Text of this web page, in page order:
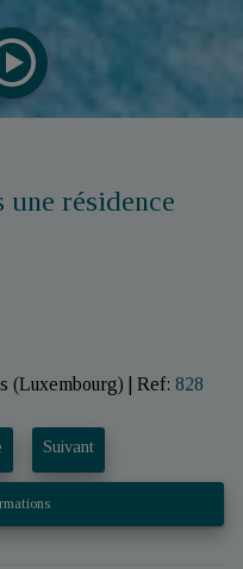
une résidence
(Luxembourg) Ref: 828
Suivant